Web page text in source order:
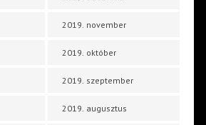
2019. november
2019. október
2019. szeptember
2019. augusztus